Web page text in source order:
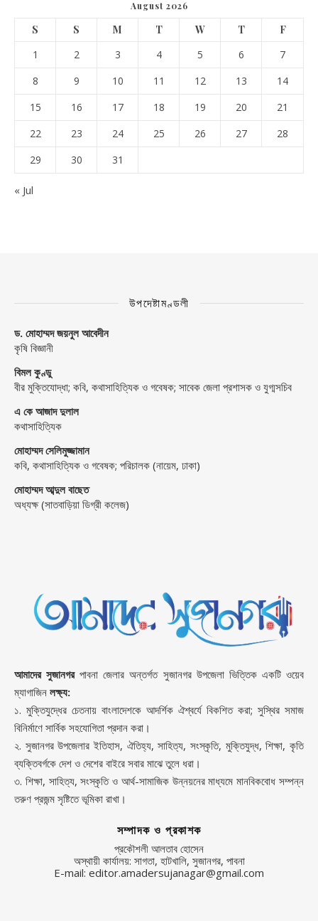
August 2026
S S M T W T
F
1
2 3 4 5 6
7
8
9 10 11 12 13
14
15
16 17 18 19 20
21
22
23 24 25 26 27
28
29
30 31
« Jul
উপদেষ্টামণ্ডলী
ড. মোহাম্মদ জয়নুল আবেদীন
কৃষি বিজ্ঞানী
বিমল কুণ্ডু
বীর মুক্তিযোদ্ধা; কবি, কথাসাহিত্যিক ও গবেষক; সাবেক জেলা প্রশাসক ও যুগ্মসচিব
এ কে আজাদ দুলাল
কথাসাহিত্যিক
মোহাম্মদ সেলিমুজ্জামান
কবি, কথাসাহিত্যিক ও গবেষক; পরিচালক (নায়েম, ঢাকা)
মোহাম্মদ আব্দুল বাছেত
অধ্যক্ষ (সাতবাড়িয়া ডিগ্রী কলেজ)
আমাদের সুজানগরপাবনা জেলার অন্তর্গত সুজানগর উপজেলা ভিত্তিক একটি ওয়েব
ম্যাগাজিন লক্ষ্য:
১. মুক্তিযুদ্ধের চেতনায় বাংলাদেশকে আদর্শিক ঐশ্বর্যে বিকশিত করা; সুস্থির সমাজ
বিনির্মাণে সার্বিক সহযোগিতা প্রদান করা।
২. সুজানগর উপজেলার ইতিহাস, ঐতিহ্য, সাহিত্য, সংস্কৃতি, মুক্তিযুদ্ধ, শিক্ষা, কৃতি
ব্যক্তিবর্গকে দেশ ও দেশের বাইরে সবার মাঝে তুলে ধরা।
৩. শিক্ষা, সাহিত্য, সংস্কৃতি ও আর্থ-সামাজিক উন্নয়নের মাধ্যমে মানবিকবোধ সম্পন্ন
তরুণ প্রজন্ম সৃষ্টিতে ভূমিকা রাখা।
সম্পাদক ও প্রকাশক
প্রকৌশলী আলতাব হোসেন
অস্থায়ী কার্যালয়: সাগতা, হাটখালি, সুজানগর, পাবনা
E-mail: editor.amadersujanagar@gmail.com